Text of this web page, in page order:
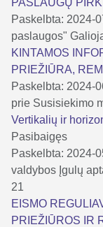
Paskelbta: 2024-
paslaugos"
KINTAMOS
PRIEŽIŪRA,
Paskelbta: 2024-
prie Susisiekimo
Vertikalių ir
Pasibaigęs
Paskelbta: 2024-
valdybos Įgulų
21
EISMO
PRIEŽIŪROS IR